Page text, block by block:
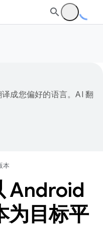
成您偏好的语言。AI 翻
本
Android
为目标平